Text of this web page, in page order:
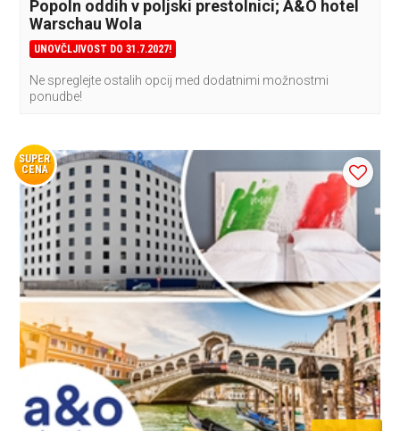
Popoln oddih v poljski prestolnici; A&O hotel
Warschau Wola
UNOVČLJIVOST DO 31.7.2027!
Ne spreglejte ostalih opcij med dodatnimi možnostmi
ponudbe!
SUPER
CENA